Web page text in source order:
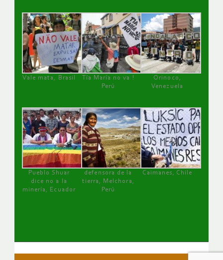
Vale mata, Brasil
Tía María no va !
Perú
Orinoco,
Venezuela
Pueblo Shuar
dice no a la
minería, Ecuador
defensora de la
tierra, Melchora,
Perú
Caimanes, Chile